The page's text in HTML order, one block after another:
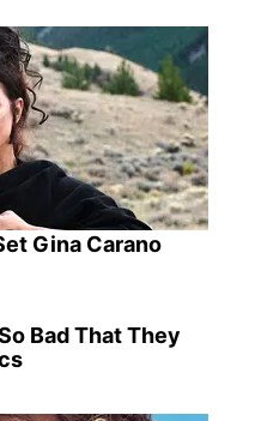
Gina Carano
Bad That They